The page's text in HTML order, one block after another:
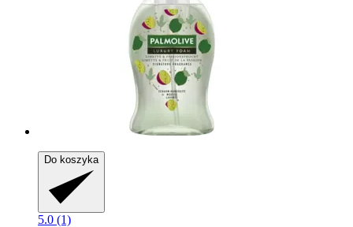
Do koszyka
5.0 (1)